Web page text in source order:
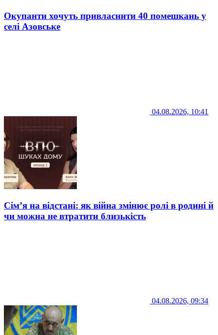
Окупанти хочуть привласнити 40 помешкань у
селі Азовське
04.08.2026, 10:41
Сім’я на відстані: як війна змінює ролі в родині й
чи можна не втратити близькість
04.08.2026, 09:34